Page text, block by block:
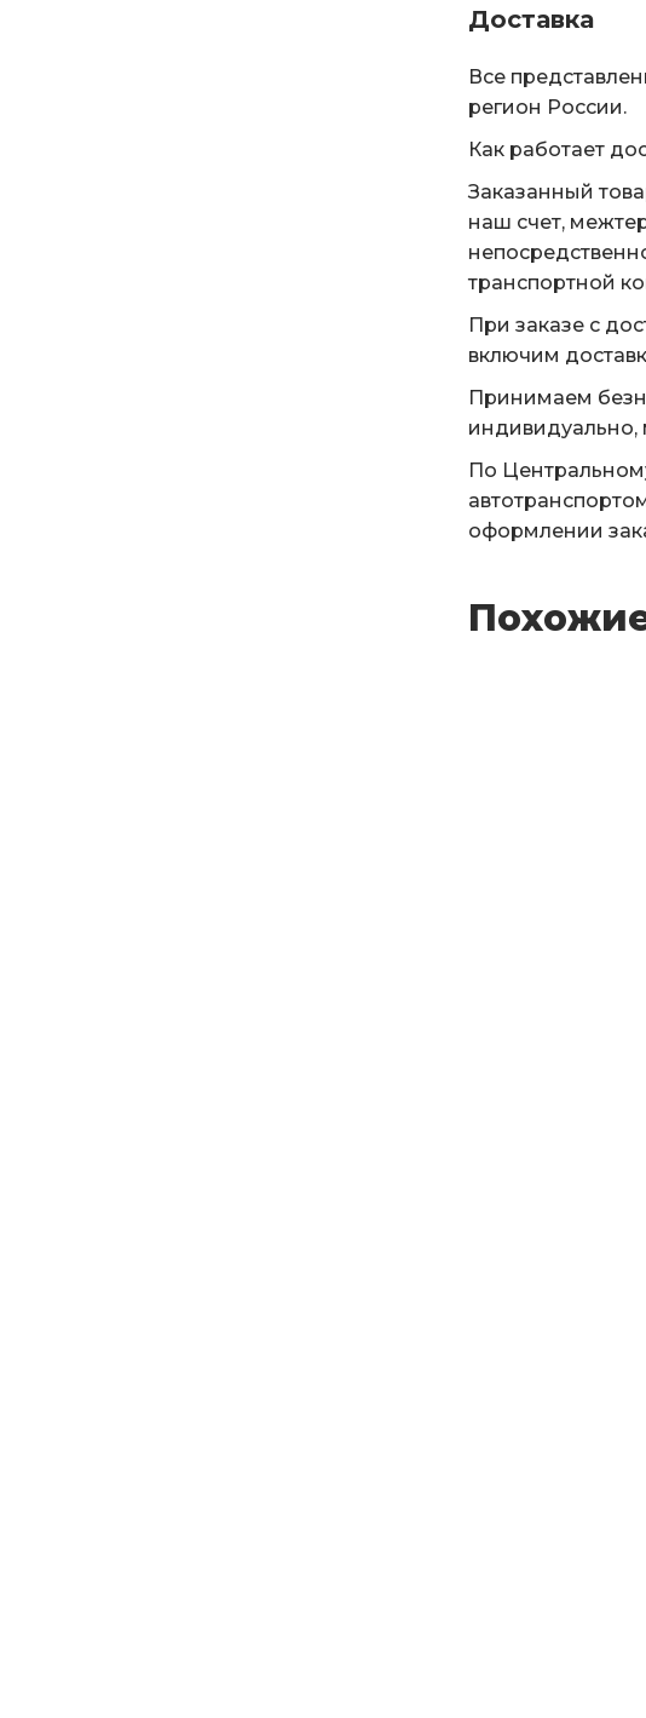
Доставка
Все
регион России.
Как работает
Заказанный
наш счет,
транспортной
При заказе с
включим
Принимаем
индивидуально,
По
оформлении